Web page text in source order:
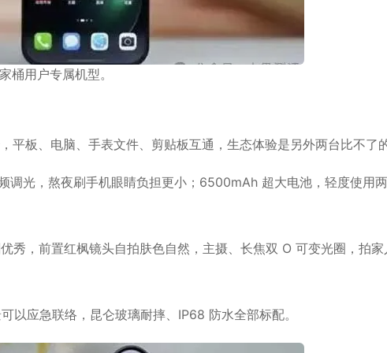
桶用户专属机型。
板、电脑、手表文件、剪贴板互通，生态体验是另外两台比不了的
调光，熬夜刷手机眼睛负担更小；6500mAh 超大电池，轻度使用
秀，前置红枫镜头自拍肤色自然，主摄、长焦双 O 可变光圈，拍家
以应急联络，昆仑玻璃耐摔、IP68 防水全部标配。